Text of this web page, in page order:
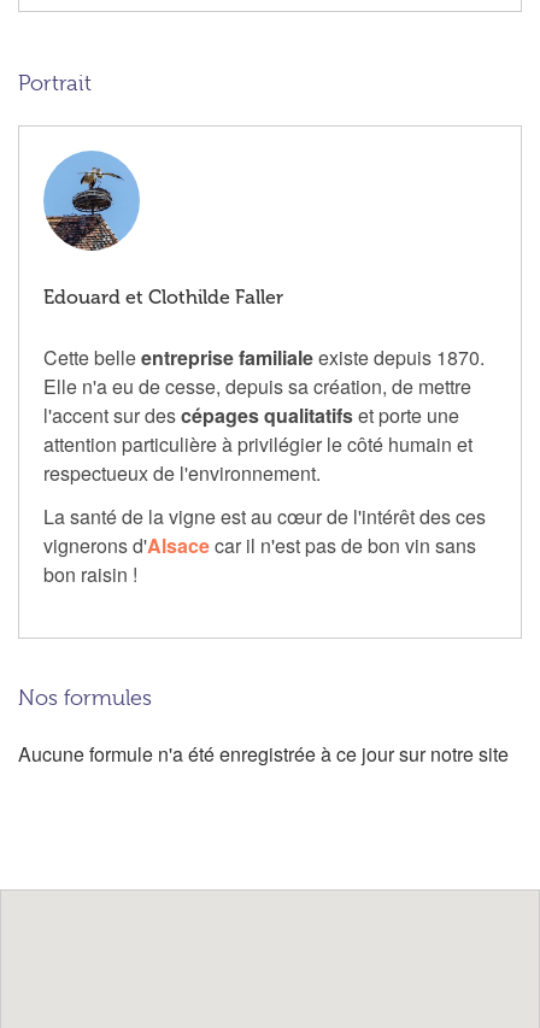
Portrait
Edouard et Clothilde Faller
Cette belleentreprise familialeexiste depuis 1870.
Elle n'a eu de cesse, depuis sa création, de mettre
l'accent sur descépages qualitatifset porte une
attention particulière à privilégier le côté humain et
respectueux de l'environnement.
La santé de la vigne est au cœur de l'intérêt des ces
vignerons d'Alsacecar il n'est pas de bon vin sans
bon raisin !
Nos formules
Aucune formule n'a été enregistrée à ce jour sur notre site